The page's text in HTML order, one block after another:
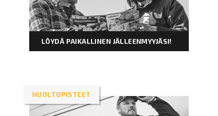
LÖYDÄ PAIKALLINEN JÄLLEENMYYJÄSI!
HUOLTOPISTEET